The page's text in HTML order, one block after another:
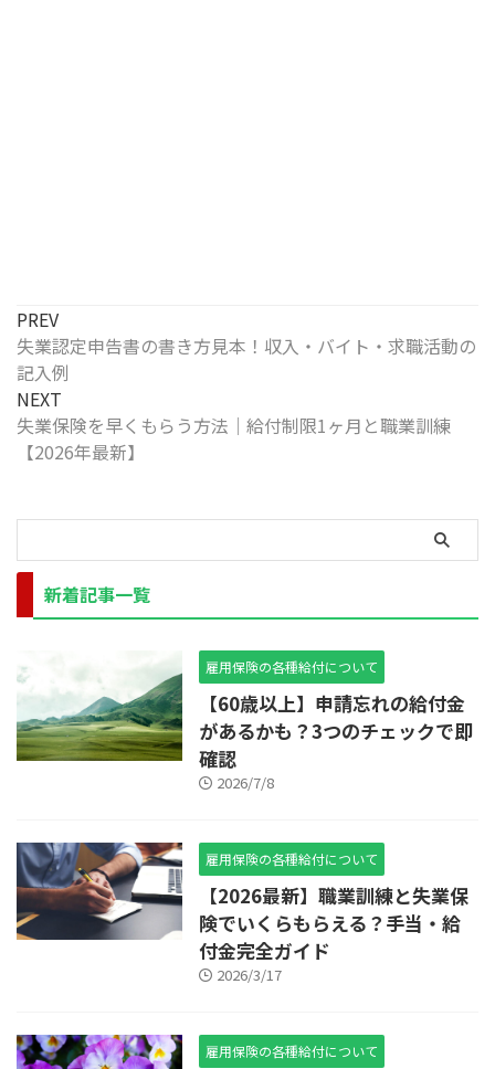
PREV
失業認定申告書の書き方見本！収入・バイト・求職活動の
記入例
NEXT
失業保険を早くもらう方法｜給付制限1ヶ月と職業訓練
【2026年最新】
新着記事一覧
雇用保険の各種給付について
【60歳以上】申請忘れの給付金
があるかも？3つのチェックで即
確認
2026/7/8
雇用保険の各種給付について
【2026最新】職業訓練と失業保
険でいくらもらえる？手当・給
付金完全ガイド
2026/3/17
雇用保険の各種給付について